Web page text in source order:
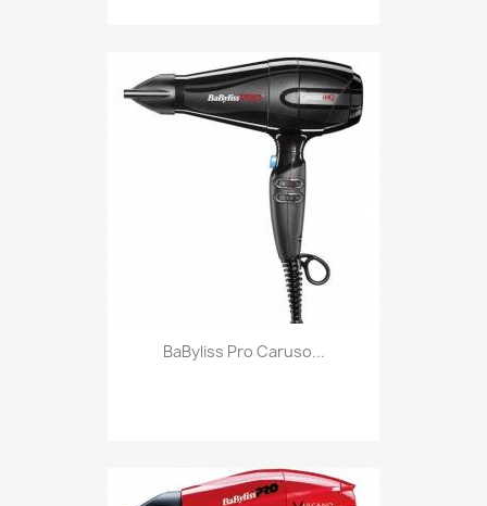
BaByliss Pro Caruso...